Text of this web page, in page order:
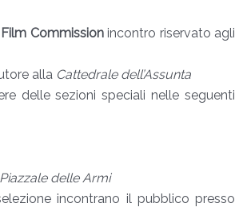
Commissionincontro riservato agli
alla Cattedrale dell’Assunta
delle sezioni speciali nelle seguenti
Piazzale delle Armi
incontrano il pubblico presso